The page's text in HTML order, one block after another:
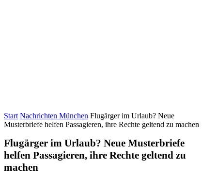
Start Nachrichten München Flugärger im Urlaub? Neue
Musterbriefe helfen Passagieren, ihre Rechte geltend zu machen
Flugärger im Urlaub? Neue Musterbriefe
helfen Passagieren, ihre Rechte geltend zu
machen